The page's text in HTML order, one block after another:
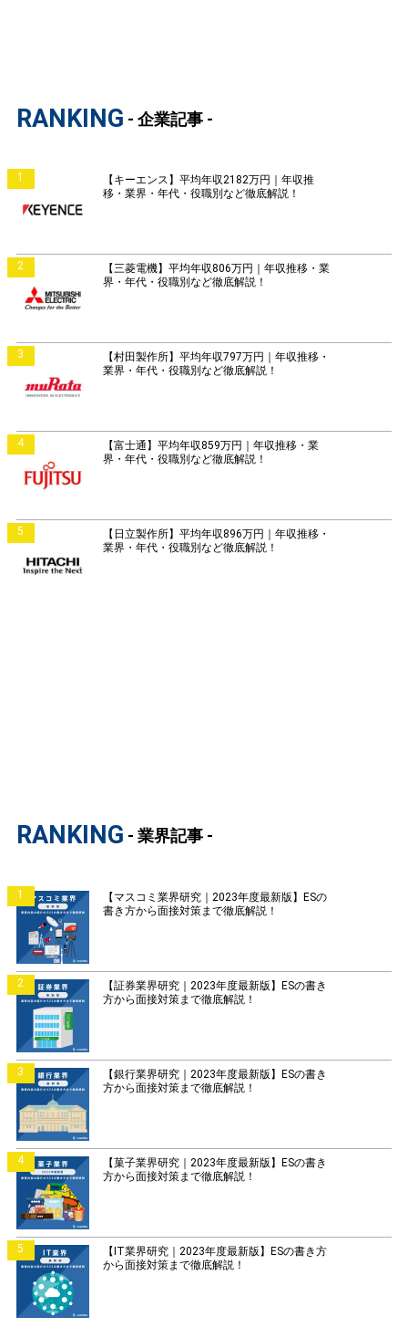
RANKING - 企業記事 -
1
【キーエンス】平均年収2182万円｜年収推
移・業界・年代・役職別など徹底解説！
2
【三菱電機】平均年収806万円｜年収推移・業
界・年代・役職別など徹底解説！
3
【村田製作所】平均年収797万円｜年収推移・
業界・年代・役職別など徹底解説！
4
【富士通】平均年収859万円｜年収推移・業
界・年代・役職別など徹底解説！
5
【日立製作所】平均年収896万円｜年収推移・
業界・年代・役職別など徹底解説！
RANKING - 業界記事 -
1
【マスコミ業界研究｜2023年度最新版】ESの
書き方から面接対策まで徹底解説！
2
【証券業界研究｜2023年度最新版】ESの書き
方から面接対策まで徹底解説！
3
【銀行業界研究｜2023年度最新版】ESの書き
方から面接対策まで徹底解説！
4
【菓子業界研究｜2023年度最新版】ESの書き
方から面接対策まで徹底解説！
5
【IT業界研究｜2023年度最新版】ESの書き方
から面接対策まで徹底解説！